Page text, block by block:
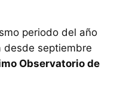
periodo del año
desde septiembre
Observatorio de